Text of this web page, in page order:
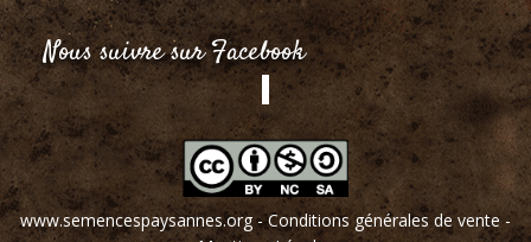
Nous suivre sur Facebook
www.semencespaysannes.org-Conditions générales de vente-